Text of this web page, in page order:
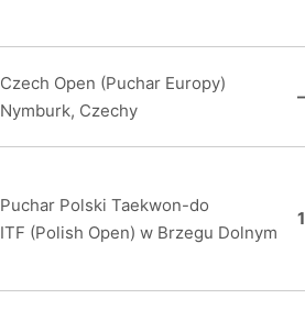
Czech Open (Puchar Europy)
Nymburk, Czechy
–
Puchar Polski Taekwon-do
ITF (Polish Open) w Brzegu Dolnym